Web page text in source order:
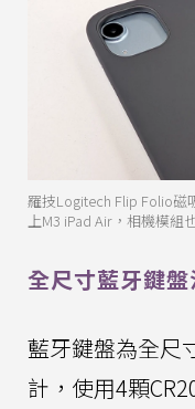
羅技Logitech Flip Folio磁
上M3 iPad Air，相機模組
全尺寸藍牙鍵
藍牙鍵盤為全尺
計，使用4顆